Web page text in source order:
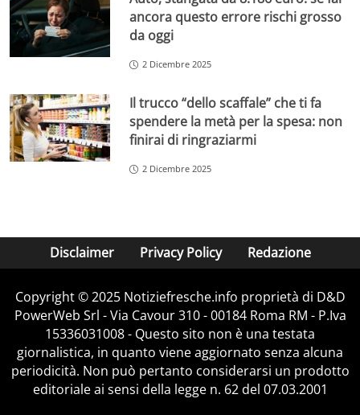
ancora questo errore rischi grosso
da oggi
2 Dicembre 2025
Il trucco “dello scaffale” che ti fa
spendere la metà per la spesa: non
finirai di ringraziarmi
2 Dicembre 2025
Disclaimer Privacy Policy Redazione
Copyright © 2025 Notiziefresche.info proprietà di D&D
PowerWeb Srl - Via Cavour 310 - 00184 Roma RM - P.Iva
15336031008 - Questo sito non è una testata
giornalistica, in quanto viene aggiornato senza alcuna
periodicità. Non può pertanto considerarsi un prodotto
editoriale ai sensi della legge n. 62 del 07.03.2001